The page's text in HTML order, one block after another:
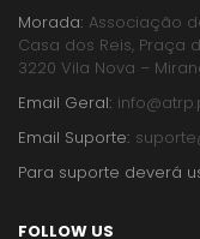
Morada: Associação
Casa dos Reis, Praça
3220 Vila Nova –
Email Geral:
Email Suporte:
Para suporte deverá
FOLLOW US